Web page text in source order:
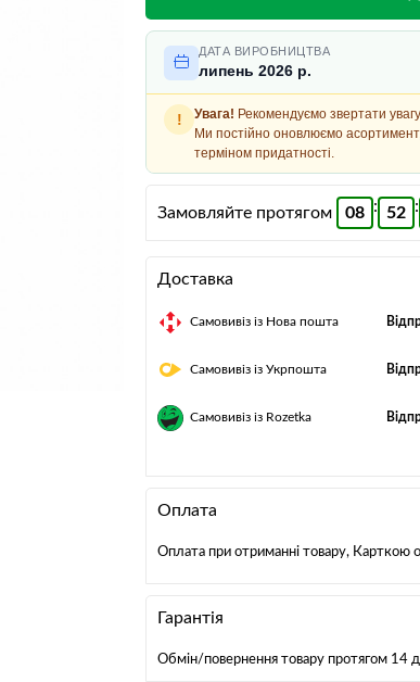
ДАТА ВИРОБНИЦТВА
липень 2026 р.
! Увага! Рекомендуємо звертати
Ми постійно оновлюємо
терміном придатності.
Замовляйте протягом 08 : 52 :
Доставка
Самовивіз із Нова пошта
Самовивіз із Укрпошта
Самовивіз із Rozetka
Оплата
Оплата при отриманні товару, Карткою
Гарантія
Обмін/повернення товару протягом 14